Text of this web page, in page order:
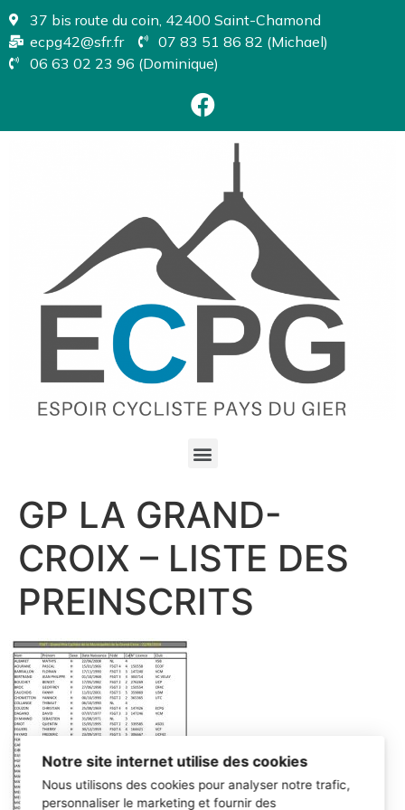
37 bis route du coin, 42400 Saint-Chamond
ecpg42@sfr.fr
07 83 51 86 82 (Michael)
06 63 02 23 96 (Dominique)
GP LA GRAND-
CROIX – LISTE DES
PREINSCRITS
Notre site internet utilise des cookies
Nous utilisons des cookies pour analyser notre trafic,
personnaliser le marketing et fournir des